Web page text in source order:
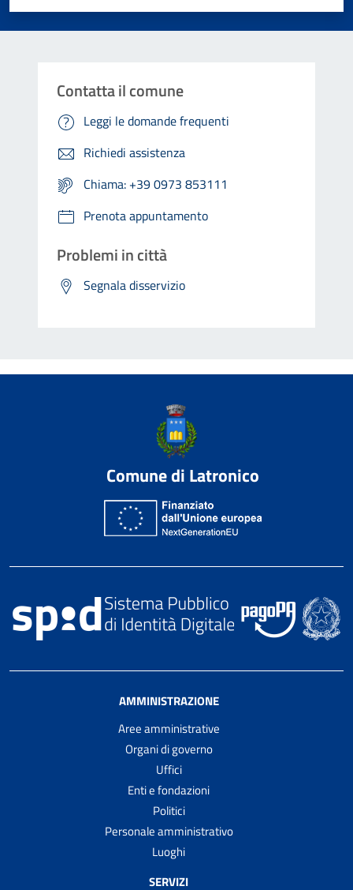
Contatta il comune
Leggi le domande frequenti
Richiedi assistenza
Chiama: +39 0973 853111
Prenota appuntamento
Problemi in città
Segnala disservizio
Comune di Latronico
AMMINISTRAZIONE
Aree amministrative
Organi di governo
Uffici
Enti e fondazioni
Politici
Personale amministrativo
Luoghi
SERVIZI